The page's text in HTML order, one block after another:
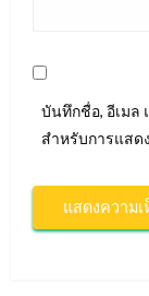
บันทึกชื่อ, อีเมล
สำหรับการแสด